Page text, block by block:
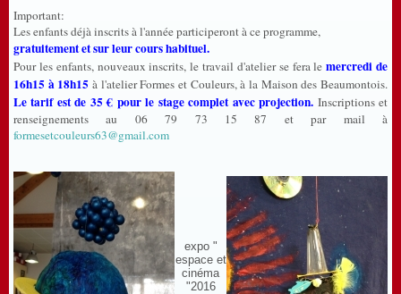
Important:
Les enfants déjà inscrits à l'année participeront à ce programme,
gratuitement et sur leur cours habituel.
Pour les enfants, nouveaux inscrits, le travail d'atelier se fera le mercredi de
16h15 à 18h15 à l'atelier Formes et Couleurs, à la Maison des Beaumontois.
Le tarif est de 35 € pour le stage complet avec projection. Inscriptions et
renseignements au 06 79 73 15 87 et par mail à
formesetcouleurs63@gmail.com
expo "
espace et
cinéma
"2016